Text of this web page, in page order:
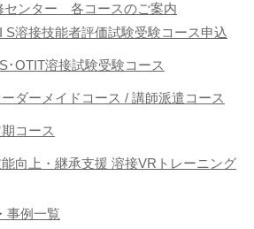
センター 各コースのご案内
S溶接技能者評価試験受験コース申込
･OTIT溶接試験受験コース
ーダーメイドコース / 講師派遣コース
コース
向上・継承支援 溶接VRトレーニング
事例一覧